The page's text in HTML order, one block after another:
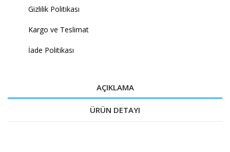
Gizlilik Politikası
Kargo ve Teslimat
İade Politikası
AÇIKLAMA
ÜRÜN DETAYI